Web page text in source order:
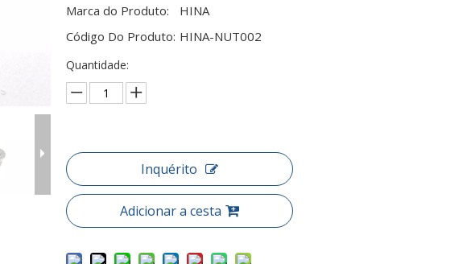
Marca do Produto:
HINA
Código Do Produto: HINA-NUT002
Quantidade:
Inquérito
Adicionar a cesta